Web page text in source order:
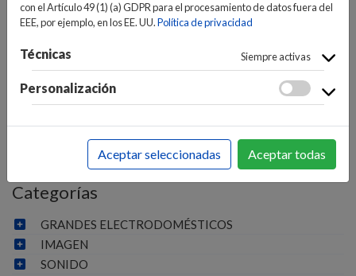
INICIO>INFORMÁTICA Y NUEVAS TECNOLOGÍAS>
PERIFÉRICOS
>ALTAVOCES > BARRAS DE SONIDO
Categorías
GRANDES ELECTRODOMÉSTICOS
IMAGEN
SONIDO
con el Artículo 49 (1) (a) GDPR para el procesamiento de datos fuera del
EEE, por ejemplo, en los EE. UU.Política de privacidad
Técnicas Siempre activas
Personalización
Aceptar seleccionadas Aceptar todas